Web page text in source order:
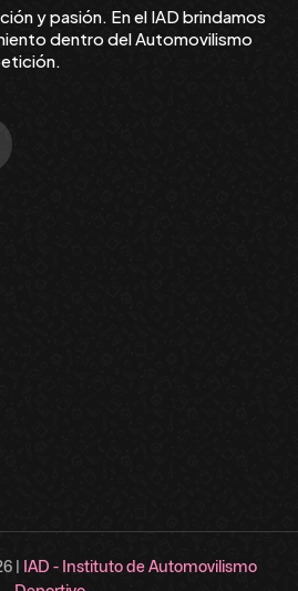
y pasión. En el IAD brindamos
dentro del Automovilismo
| IAD - Instituto de Automovilismo